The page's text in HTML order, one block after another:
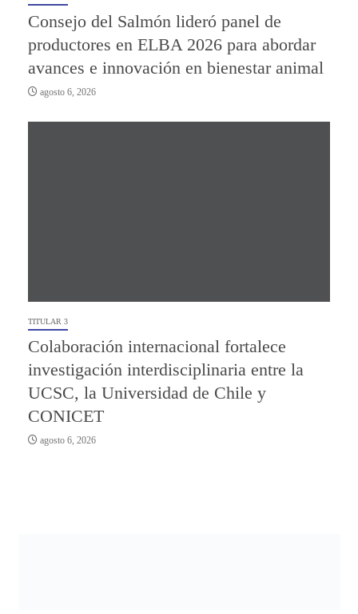
Consejo del Salmón lideró panel de
productores en ELBA 2026 para abordar
avances e innovación en bienestar animal
agosto 6, 2026
TITULAR 3
Colaboración internacional fortalece
investigación interdisciplinaria entre la
UCSC, la Universidad de Chile y
CONICET
agosto 6, 2026